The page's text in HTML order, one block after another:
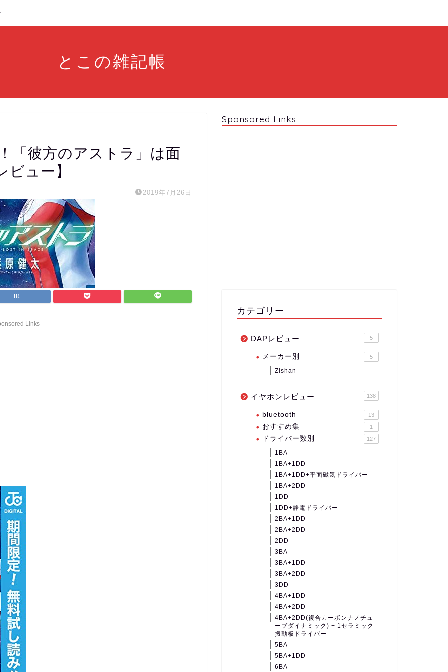
とこの雑記帳
「彼方のアストラ」は面
ュー】
2019年7月26日
Links
Sponsored Links
カテゴリー
DAPレビュー 5
メーカー別 5
Zishan
イヤホンレビュー 138
bluetooth 13
おすすめ集 1
ドライバー数別 127
1BA
1BA+1DD
1BA+1DD+平面磁気ドライバー
1BA+2DD
1DD
1DD+静電ドライバー
2BA+1DD
2BA+2DD
2DD
3BA
3BA+1DD
3BA+2DD
3DD
4BA+1DD
4BA+2DD
4BA+2DD(複合カーボンナノチュ
ーブダイナミック) + 1セラミック
振動板ドライバー
5BA
5BA+1DD
6BA